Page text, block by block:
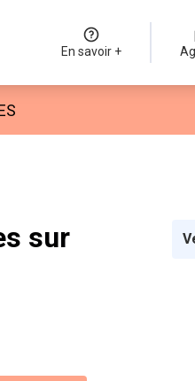
En savoir +
sur